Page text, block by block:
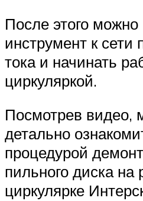
После этого
инструмент к сети
тока и начинать
циркуляркой.
Посмотрев видео,
детально
процедурой
пильного диска на
циркулярке